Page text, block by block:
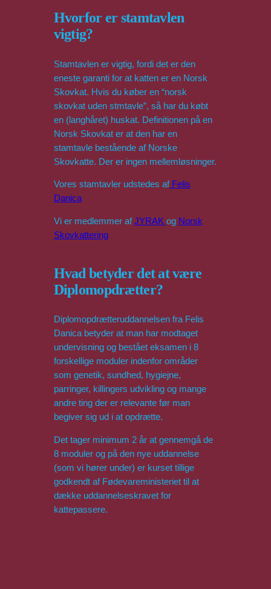
Hvorfor er stamtavlen
vigtig?
Stamtavlen er vigtig, fordi det er den
eneste garanti for at katten er en Norsk
Skovkat. Hvis du køber en “norsk
skovkat uden stmtavle”, så har du købt
en (langhåret) huskat. Definitionen på en
Norsk Skovkat er at den har en
stamtavle bestående af Norske
Skovkatte. Der er ingen mellemløsninger.
Vores stamtavler udstedes afFelis
Danica
Vi er medlemmer afJYRAK og Norsk
Skovkattering
Hvad betyder det at være
Diplomopdrætter?
Diplomopdrætteruddannelsen fra Felis
Danica betyder at man har modtaget
undervisning og bestået eksamen i 8
forskellige moduler indenfor områder
som genetik, sundhed, hygiejne,
parringer, killingers udvikling og mange
andre ting der er relevante før man
begiver sig ud i at opdrætte.
Det tager minimum 2 år at gennemgå de
8 moduler og på den nye uddannelse
(som vi hører under) er kurset tillige
godkendt af Fødevareministeriet til at
dække uddannelseskravet for
kattepassere.